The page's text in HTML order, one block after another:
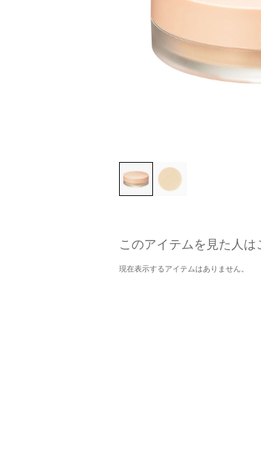
このアイテムを見た人
現在表示するアイテムはありません。